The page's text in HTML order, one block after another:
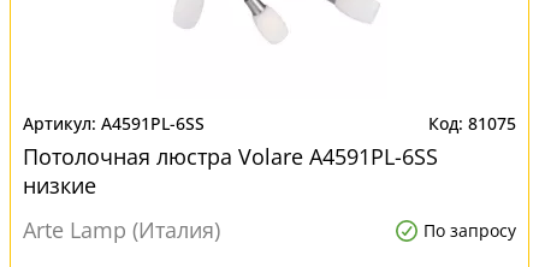
A4591PL-6SS 81075
Потолочная люстра Volare A4591PL-6SS
низкие
Arte Lamp (Италия)
По запросу